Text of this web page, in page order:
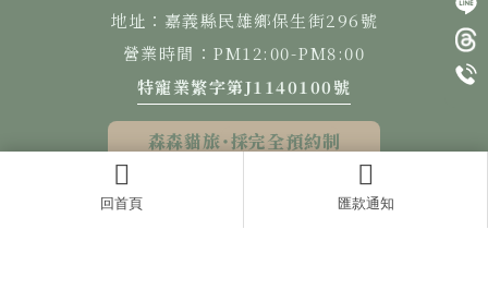
回首頁 匯款通知
地址：嘉義縣民雄鄉保生街296號
營業時間：PM12:00-PM8:00
特寵業繁字第J1140100號
森森貓旅˙採完全預約制
寵物寄宿 民雄鄉寵物寄宿
揚京快客